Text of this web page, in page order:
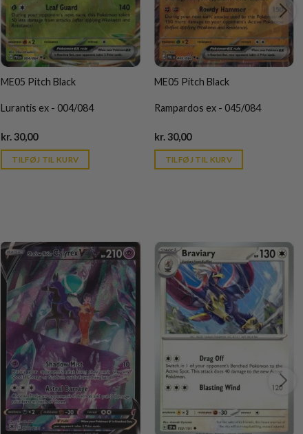
ME05 Pitch Black
Lurantis ex - 004/084
kr.30,00Current
is:
kr. 39,95.
TILFØJ TIL KURV
ME05 Pitch Black
Rampardos ex - 045/084
kr.30,00Current
is:
kr. 39,95.
TILFØJ TIL KURV